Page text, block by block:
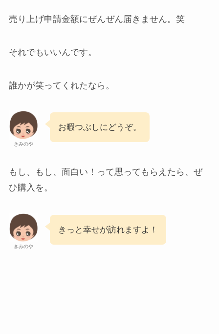
売り上げ申請金額にぜんぜん届きません。笑
それでもいいんです。
誰かが笑ってくれたなら。
きみのや
お暇つぶしにどうぞ。
もし、もし、面白い！って思ってもらえたら、ぜ
ひ購入を。
きみのや
きっと幸せが訪れますよ！